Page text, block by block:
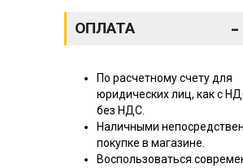
ОПЛАТА -
По расчетному счету для
юридических лиц, как с
без НДС.
Наличными
покупке в магазине.
Воспользоваться